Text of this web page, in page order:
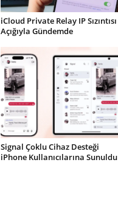
iCloud Private Relay IP Sızıntısı
Açığıyla Gündemde
Signal Çoklu Cihaz Desteği
iPhone Kullanıcılarına Sunuldu